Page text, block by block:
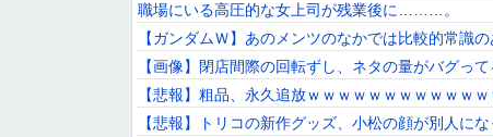
職場にいる高圧的な女上司が残業後に………。
【ガンダムＷ】あのメンツのなかでは比較的常識の
【画像】閉店間際の回転ずし、ネタの量がバグって
【悲報】粗品、永久追放ｗｗｗｗｗｗｗｗｗｗｗｗ
【悲報】トリコの新作グッズ、小松の顔が別人にな
Mail
RSS
オワタあんてな私用 ＼(^o^)／